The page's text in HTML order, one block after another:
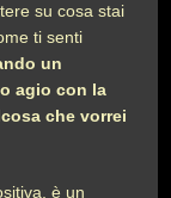
su cosa stai
ti senti
un
agio con la
che vorrei
è un